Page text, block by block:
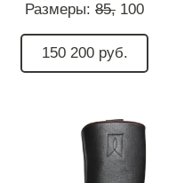
Размеры: 85, 100
150 200 руб.